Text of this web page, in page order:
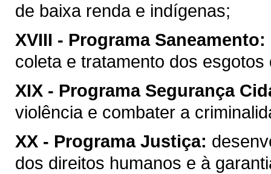
de baixa renda e indígenas;
XVIII - Programa Saneamento:
coleta e tratamento dos
XIX - Programa Segurança
violência e combater a
XX - Programa Justiça:
dos direitos humanos e à